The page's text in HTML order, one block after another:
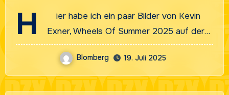
H
ier habe ich ein paar Bilder von Kevin
Exner, Wheels Of Summer 2025 auf der…
Blomberg 19. Juli 2025